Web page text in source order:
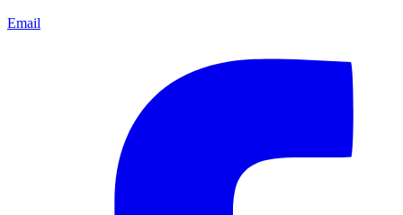
Email